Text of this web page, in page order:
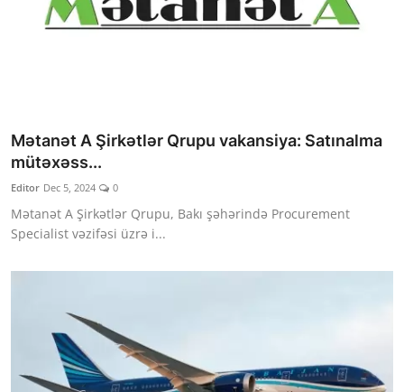
Əlaqə
Mətanət A Şirkətlər Qrupu vakansiya: Satınalma
mütəxəss...
Editor Dec 5, 2024 0
Mətanət A Şirkətlər Qrupu, Bakı şəhərində Procurement
Specialist vəzifəsi üzrə i...